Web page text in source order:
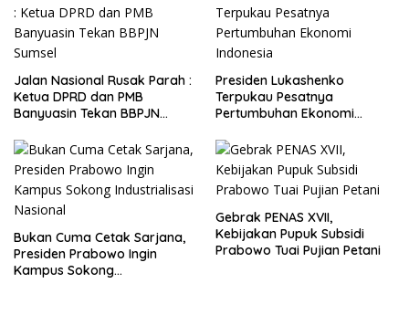
Jalan Nasional Rusak Parah :
Ketua DPRD dan PMB
Banyuasin Tekan BBPJN
Presiden Lukashenko
Terpukau Pesatnya
Pertumbuhan Ekonomi
Bukan Cuma Cetak Sarjana,
Presiden Prabowo Ingin
Kampus Sokong
Gebrak PENAS XVII,
Kebijakan Pupuk Subsidi
Prabowo Tuai Pujian Petani